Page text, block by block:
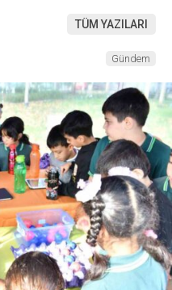
TÜM YAZILARI
Gündem